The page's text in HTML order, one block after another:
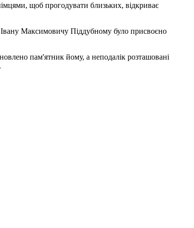
щоб прогодувати близьких, відкриває
Івану Максимовичу Піддубному було присвоєно
пам'ятник йому, а неподалік розташовані